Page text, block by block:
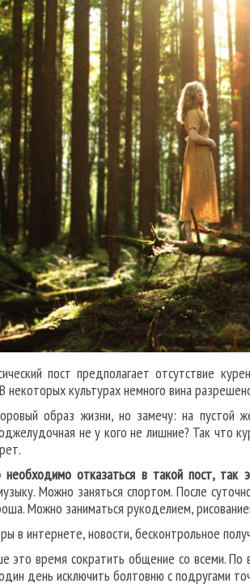
пост предполагает отсутствие
некоторых культурах немного вина
образ жизни, но замечу: на пустой
не у кого не лишние? Так что
отказаться в такой пост, так
Можно заняться спортом. После
Можно заниматься рукоделием,
в интернете, новости, бесконтрольное
это время сократить общение со всеми. По
день исключить болтовню с подругами